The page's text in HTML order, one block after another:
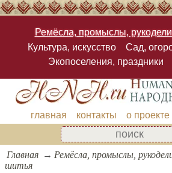
Ремёсла, промыслы,
Культура, искусство
Сад,
Экопоселения, праздники
главная контакты о проекте
Главная Ремёсла, промыслы,
шитья